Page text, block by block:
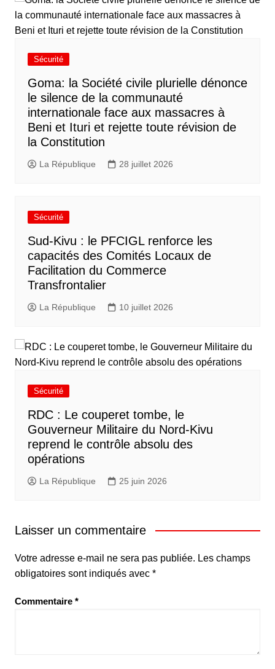
Sécurité
Goma: la Société civile plurielle dénonce
le silence de la communauté
internationale face aux massacres à
Beni et Ituri et rejette toute révision de
la Constitution
La République 28 juillet 2026
Sécurité
Sud-Kivu : le PFCIGL renforce les
capacités des Comités Locaux de
Facilitation du Commerce
Transfrontalier
La République 10 juillet 2026
Sécurité
RDC : Le couperet tombe, le
Gouverneur Militaire du Nord-Kivu
reprend le contrôle absolu des
opérations
La République 25 juin 2026
Laisser un commentaire
Votre adresse e-mail ne sera pas publiée. Les champs
obligatoires sont indiqués avec *
Commentaire *